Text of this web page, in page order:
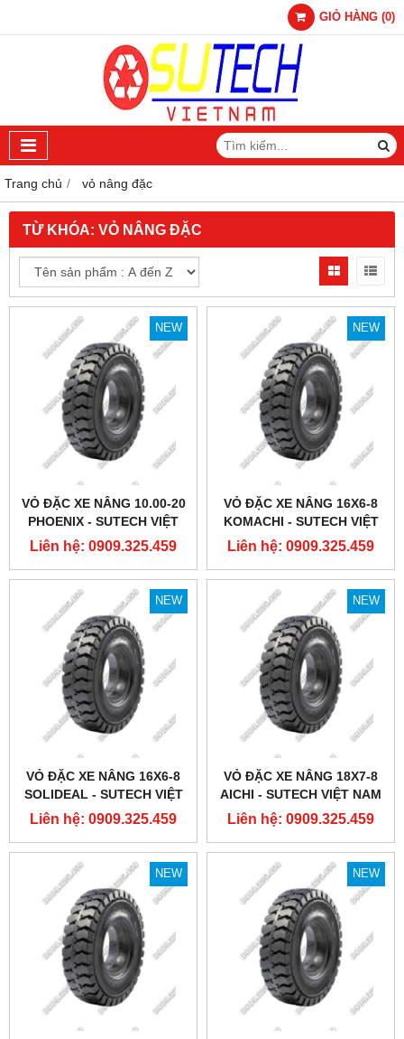
GIỎ HÀNG (0)
Trang chủ vỏ nâng đặc
TỪ KHÓA: VỎ NÂNG ĐẶC
NEW
VỎ ĐẶC XE NÂNG 10.00-20
PHOENIX - SUTECH VIỆT
NAM
Liên hệ: 0909.325.459
NEW
VỎ ĐẶC XE NÂNG 16X6-8
KOMACHI - SUTECH VIỆT
NAM
Liên hệ: 0909.325.459
NEW
VỎ ĐẶC XE NÂNG 16X6-8
SOLIDEAL - SUTECH VIỆT
NAM
Liên hệ: 0909.325.459
NEW
VỎ ĐẶC XE NÂNG 18X7-8
AICHI - SUTECH VIỆT NAM
Liên hệ: 0909.325.459
NEW NEW